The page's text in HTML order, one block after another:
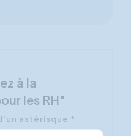
à la
les RH"
astérisque *